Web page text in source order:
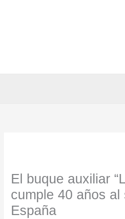
El buque auxiliar
cumple 40 años al
España